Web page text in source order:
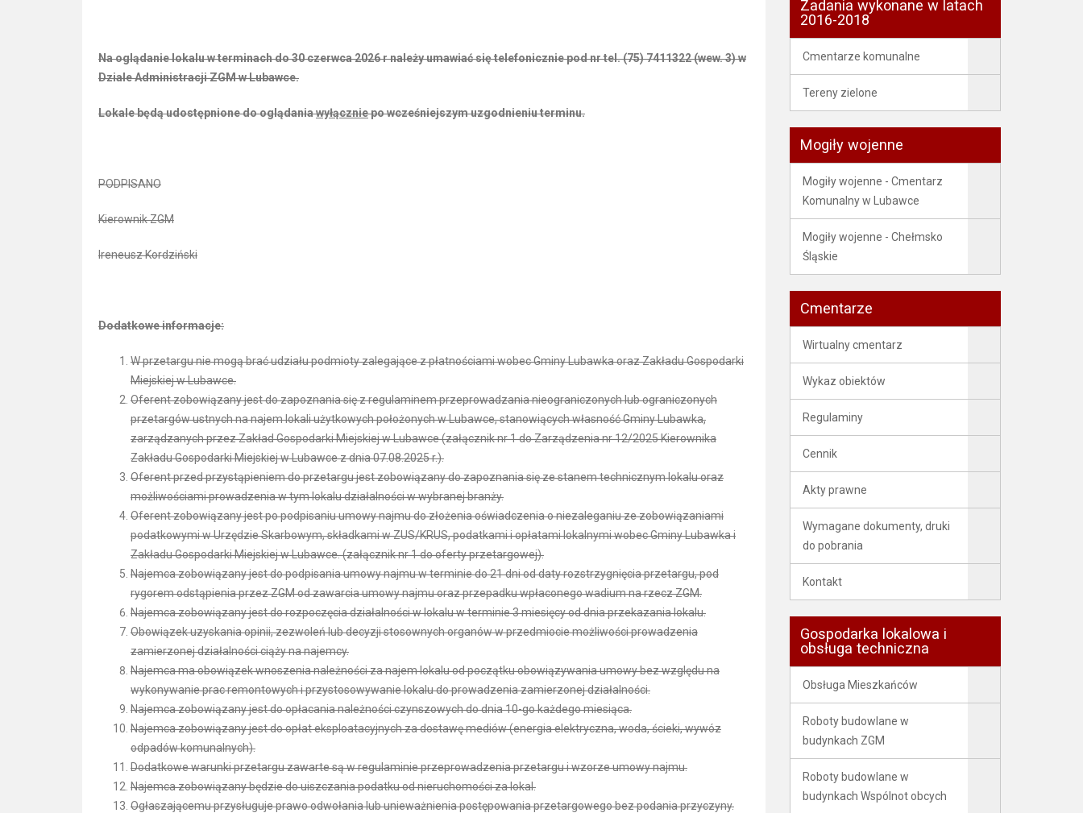
Na oglądanie lokalu w terminach do 30 czerwca 2026 r należy umawiać się telefonicznie pod nr tel. (75) 7411322 (wew. 3) w
Dziale Administracji ZGM w Lubawce.
Lokale będą udostępnione do oglądaniawyłączniepo wcześniejszym uzgodnieniu terminu.
PODPISANO
Kierownik ZGM
Ireneusz Kordziński
Dodatkowe informacje:
W przetargu nie mogą brać udziału podmioty zalegające z płatnościami wobec Gminy Lubawka oraz Zakładu Gospodarki
Miejskiej w Lubawce.
Oferent zobowiązany jest do zapoznania się z regulaminem przeprowadzania nieograniczonych lub ograniczonych
przetargów ustnych na najem lokali użytkowych położonych w Lubawce, stanowiących własność Gminy Lubawka,
zarządzanych przez Zakład Gospodarki Miejskiej w Lubawce (załącznik nr 1 do Zarządzenia nr 12/2025 Kierownika
Zakładu Gospodarki Miejskiej w Lubawce z dnia 07.08.2025 r.).
Oferent przed przystąpieniem do przetargu jest zobowiązany do zapoznania się ze stanem technicznym lokalu oraz
możliwościami prowadzenia w tym lokalu działalności w wybranej branży.
Oferent zobowiązany jest po podpisaniu umowy najmu do złożenia oświadczenia o niezaleganiu ze zobowiązaniami
podatkowymi w Urzędzie Skarbowym, składkami w ZUS/KRUS, podatkami i opłatami lokalnymi wobec Gminy Lubawka i
Zakładu Gospodarki Miejskiej w Lubawce. (załącznik nr 1 do oferty przetargowej).
Najemca zobowiązany jest do podpisania umowy najmu w terminie do 21 dni od daty rozstrzygnięcia przetargu, pod
rygorem odstąpienia przez ZGM od zawarcia umowy najmu oraz przepadku wpłaconego wadium na rzecz ZGM.
Najemca zobowiązany jest do rozpoczęcia działalności w lokalu w terminie 3 miesięcy od dnia przekazania lokalu.
Obowiązek uzyskania opinii, zezwoleń lub decyzji stosownych organów w przedmiocie możliwości prowadzenia
zamierzonej działalności ciąży na najemcy.
Najemca ma obowiązek wnoszenia należności za najem lokalu od początku obowiązywania umowy bez względu na
wykonywanie prac remontowych i przystosowywanie lokalu do prowadzenia zamierzonej działalności.
Najemca zobowiązany jest do opłacania należności czynszowych do dnia 10-go każdego miesiąca.
Najemca zobowiązany jest do opłat eksploatacyjnych za dostawę mediów (energia elektryczna, woda, ścieki, wywóz
odpadów komunalnych).
Dodatkowe warunki przetargu zawarte są w regulaminie przeprowadzenia przetargu i wzorze umowy najmu.
Najemca zobowiązany będzie do uiszczania podatku od nieruchomości za lokal.
Ogłaszającemu przysługuje prawo odwołania lub unieważnienia postępowania przetargowego bez podania przyczyny.
Zadania wykonane w latach
2016-2018
Cmentarze komunalne
Tereny zielone
Mogiły wojenne
Mogiły wojenne - Cmentarz
Komunalny w Lubawce
Mogiły wojenne - Chełmsko
Śląskie
Cmentarze
Wirtualny cmentarz
Wykaz obiektów
Regulaminy
Cennik
Akty prawne
Wymagane dokumenty, druki
do pobrania
Kontakt
Gospodarka lokalowa i
obsługa techniczna
Obsługa Mieszkańców
Roboty budowlane w
budynkach ZGM
Roboty budowlane w
budynkach Wspólnot obcych